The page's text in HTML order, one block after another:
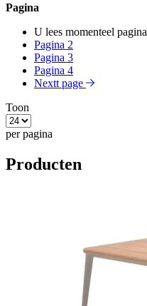
Pagina
U lees momenteel pagina
Pagina 2
Pagina 3
Pagina 4
Nextt page
Toon
per pagina
Producten